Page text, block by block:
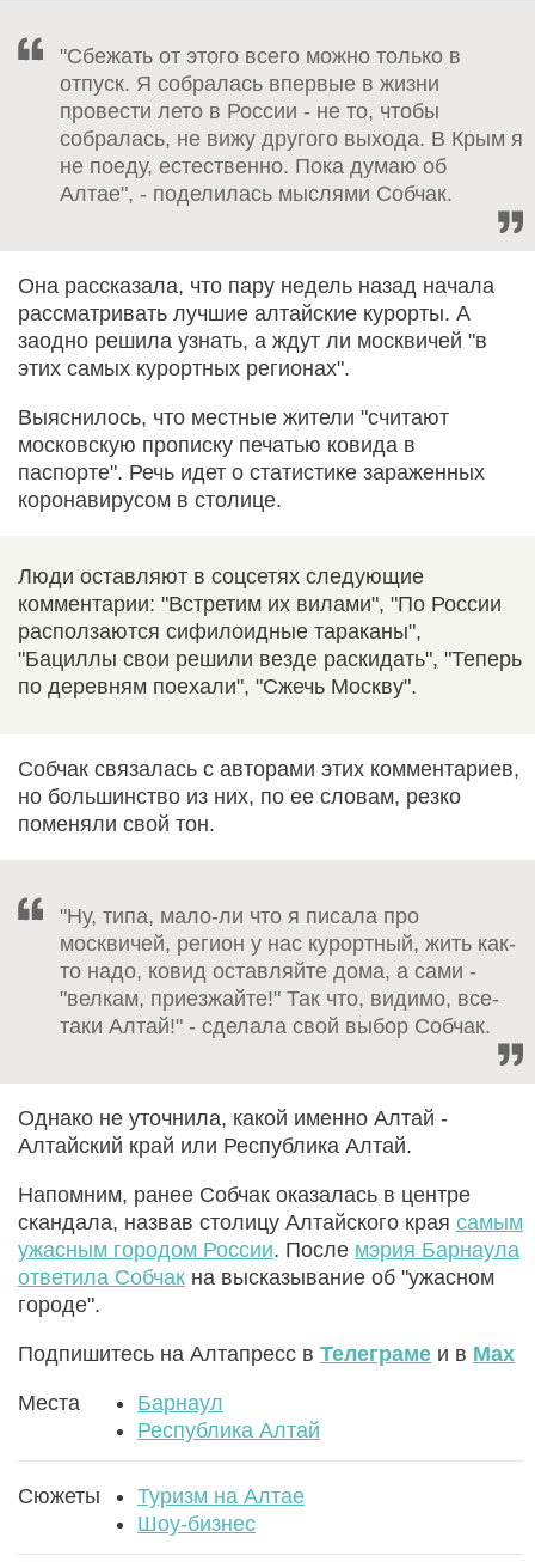
"Сбежать от этого всего можно только в
отпуск. Я собралась впервые в жизни
провести лето в России - не то, чтобы
собралась, не вижу другого выхода. В Крым я
не поеду, естественно. Пока думаю об
Алтае", - поделилась мыслями Собчак.
Она рассказала, что пару недель назад начала
рассматривать лучшие алтайские курорты. А
заодно решила узнать, а ждут ли москвичей "в
этих самых курортных регионах".
Выяснилось, что местные жители "считают
московскую прописку печатью ковида в
паспорте". Речь идет о статистике зараженных
коронавирусом в столице.
Люди оставляют в соцсетях следующие
комментарии: "Встретим их вилами", "По России
расползаются сифилоидные тараканы",
"Бациллы свои решили везде раскидать", "Теперь
по деревням поехали", "Сжечь Москву".
Собчак связалась с авторами этих комментариев,
но большинство из них, по ее словам, резко
поменяли свой тон.
"Ну, типа, мало-ли что я писала про
москвичей, регион у нас курортный, жить как-
то надо, ковид оставляйте дома, а сами -
"велкам, приезжайте!" Так что, видимо, все-
таки Алтай!" - сделала свой выбор Собчак.
Однако не уточнила, какой именно Алтай -
Алтайский край или Республика Алтай.
Напомним, ранее Собчак оказалась в центре
скандала, назвав столицу Алтайского края самым
ужасным городом России. После мэрия Барнаула
ответила Собчак на высказывание об "ужасном
городе".
Подпишитесь на Алтапресс в Телеграме и в Max
Места
Барнаул
Республика Алтай
Сюжеты
Туризм на Алтае
Шоу-бизнес